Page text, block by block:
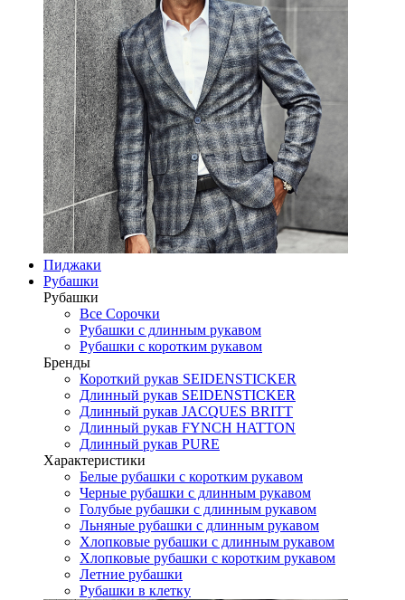
Пиджаки
Рубашки
Рубашки
Все Сорочки
Рубашки с длинным рукавом
Рубашки с коротким рукавом
Бренды
Короткий рукав SEIDENSTICKER
Длинный рукав SEIDENSTICKER
Длинный рукав JAСQUES BRITT
Длинный рукав FYNCH HATTON
Длинный рукав PURE
Характеристики
Белые рубашки с коротким рукавом
Черные рубашки с длинным рукавом
Голубые рубашки с длинным рукавом
Льняные рубашки с длинным рукавом
Хлопковые рубашки с длинным рукавом
Хлопковые рубашки с коротким рукавом
Летние рубашки
Рубашки в клетку